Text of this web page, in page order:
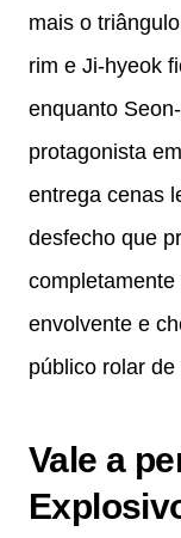
mais o
rim e Ji-hyeok
enquanto
protagonista
entrega cenas
desfecho que
envolvente e
público rolar
Vale a